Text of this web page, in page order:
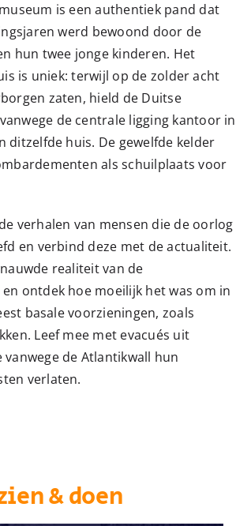
is een authentiek pand dat
werd bewoond door de
hun twee jonge kinderen. Het
is uniek: terwijl op de zolder acht
zaten, hield de Duitse
de centrale ligging kantoor in
ditzelfde huis. De gewelfde kelder
als schuilplaats voor
verhalen van mensen die de oorlog
en verbind deze met de actualiteit.
realiteit van de
ontdek hoe moeilijk het was om in
basale voorzieningen, zoals
Leef mee met evacués uit
vanwege de Atlantikwall hun
verlaten.
& doen